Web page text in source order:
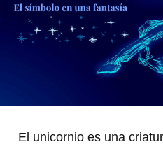
El unicornio es una